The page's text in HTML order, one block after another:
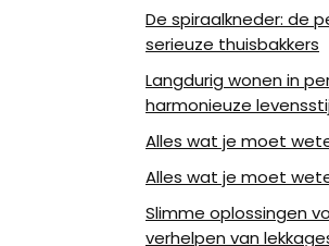
De spiraalkneder: de
serieuze thuisbakkers
Langdurig wonen in
harmonieuze
Alles wat je moet
Alles wat je moet
Slimme oplossingen
verhelpen van